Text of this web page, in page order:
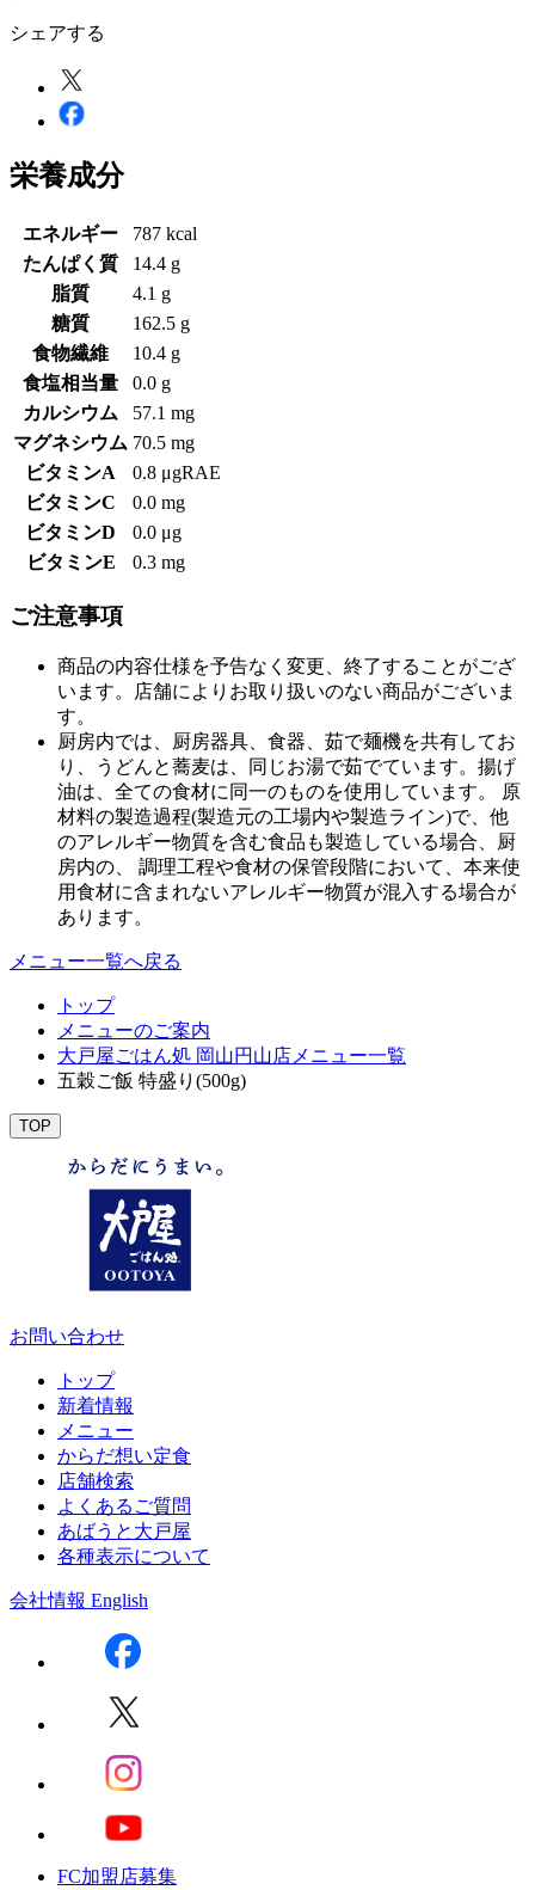
シェアする
栄養成分
エネルギー
787 kcal
たんぱく質
14.4 g
脂質
4.1 g
糖質
162.5 g
食物繊維
10.4 g
食塩相当量
0.0 g
カルシウム
57.1 mg
マグネシウム 70.5 mg
ビタミンA
0.8 μgRAE
ビタミンC
0.0 mg
ビタミンD
0.0 μg
ビタミンE
0.3 mg
ご注意事項
商品の内容仕様を予告なく変更、終了することがござ
います。店舗によりお取り扱いのない商品がございま
す。
厨房内では、厨房器具、食器、茹で麺機を共有してお
り、うどんと蕎麦は、同じお湯で茹でています。揚げ
油は、全ての食材に同一のものを使用しています。 原
材料の製造過程(製造元の工場内や製造ライン)で、他
のアレルギー物質を含む食品も製造している場合、厨
房内の、 調理工程や食材の保管段階において、本来使
用食材に含まれないアレルギー物質が混入する場合が
あります。
メニュー一覧へ戻る
トップ
メニューのご案内
大戸屋ごはん処 岡山円山店メニュー一覧
五穀ご飯 特盛り(500g)
TOP
お問い合わせ
トップ
新着情報
メニュー
からだ想い定食
店舗検索
よくあるご質問
あばうと大戸屋
各種表示について
会社情報 English
FC加盟店募集